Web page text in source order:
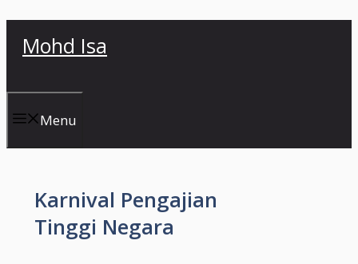
Mohd Isa
Menu
Karnival Pengajian
Tinggi Negara